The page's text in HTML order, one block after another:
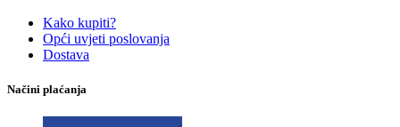
Kako kupiti?
Opći uvjeti poslovanja
Dostava
Načini plaćanja